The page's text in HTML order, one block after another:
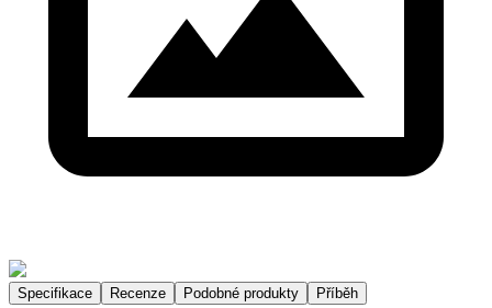
Specifikace Recenze Podobné produkty Příběh